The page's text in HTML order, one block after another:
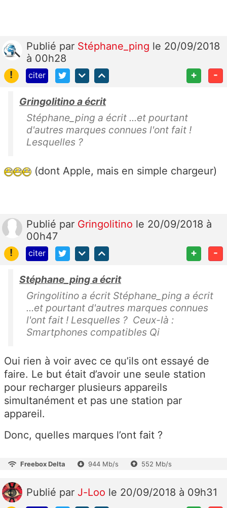
Publié par Stéphane_ping le 20/09/2018
à 00h28
!
citer + -
Gringolitino a écrit
Stéphane_ping a écrit ...et pourtant
d'autres marques connues l'ont fait !
Lesquelles ?
(dont Apple, mais en simple chargeur)
Publié par Gringolitino le 20/09/2018 à
00h47
!
citer + -
Stéphane_ping a écrit
Gringolitino a écrit Stéphane_ping a écrit
...et pourtant d'autres marques connues
l'ont fait ! Lesquelles ? Ceux-là :
Smartphones compatibles Qi
Oui rien à voir avec ce qu’ils ont essayé de
faire. Le but était d’avoir une seule station
pour recharger plusieurs appareils
simultanément et pas une station par
appareil.
Donc, quelles marques l’ont fait ?
Freebox Delta 944 Mb/s 552 Mb/s
Publié par J-Loo le 20/09/2018 à 09h31